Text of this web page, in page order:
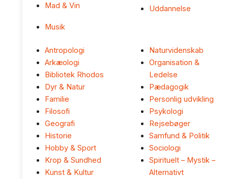
Mad & Vin
Musik
Uddannelse
Antropologi
Arkæologi
Bibliotek Rhodos
Dyr & Natur
Familie
Filosofi
Geografi
Historie
Hobby & Sport
Krop & Sundhed
Kunst & Kultur
Naturvidenskab
Organisation &
Ledelse
Pædagogik
Personlig udvikling
Psykologi
Rejsebøger
Samfund & Politik
Sociologi
Spirituelt – Mystik –
Alternativt